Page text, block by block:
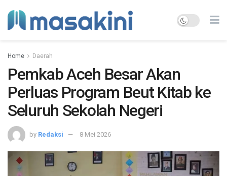
Home Daerah
Pemkab Aceh Besar Akan
Perluas Program Beut Kitab ke
Seluruh Sekolah Negeri
by Redaksi 8 Mei 2026